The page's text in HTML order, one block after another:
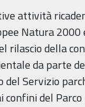
attività
Natura 2000
della
da parte
Servizio
confini del